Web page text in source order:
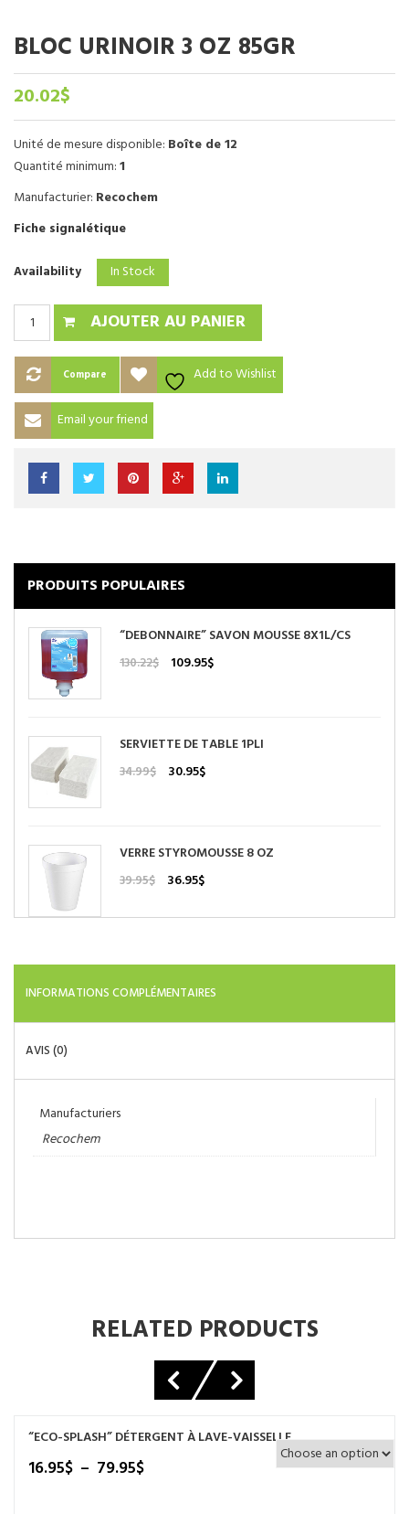
BLOC URINOIR 3 OZ 85GR
20.02$
Unité de mesure disponible: Boîte de 12
Quantité minimum:1
Manufacturier: Recochem
Fiche signalétique
Availability In Stock
AJOUTER AU PANIER
Compare Add to Wishlist
Email your friend
PRODUITS POPULAIRES
“DEBONNAIRE” SAVON MOUSSE 8X1L/CS
130.22$
Le
130.22$.
109.95$Le
109.95$.
SERVIETTE DE TABLE 1PLI
34.99$
Le
34.99$.
30.95$Le
30.95$.
VERRE STYROMOUSSE 8 OZ
39.95$
Le
initial
36.95$Le
actuel
INFORMATIONS COMPLÉMENTAIRES
AVIS (0)
Manufacturiers
Recochem
RELATED PRODUCTS
“ECO-SPLASH” DÉTERGENT À LAVE-VAISSELLE
16.95$ – 79.95$Plage